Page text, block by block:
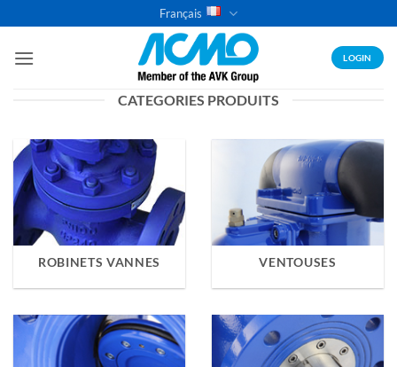
au
contenu
Français
LOGIN
CATEGORIES PRODUITS
ROBINETS VANNES VENTOUSES